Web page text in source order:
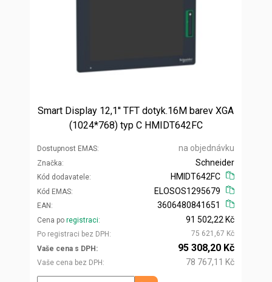
Smart Display 12,1'' TFT dotyk.16M barev XGA
(1024*768) typ C HMIDT642FC
Dostupnost EMAS na objednávku
Značka
Kód dodavatele
Schneider
HMIDT642FC
Kód EMAS
EAN
ELOSOS1295679
3606480841651
Cena po registraci
Po registraci bez DPH
91 502,22 Kč
75 621,67 Kč
Vaše cena s DPH
Vaše cena bez DPH
95 308,20 Kč
78 767,11 Kč